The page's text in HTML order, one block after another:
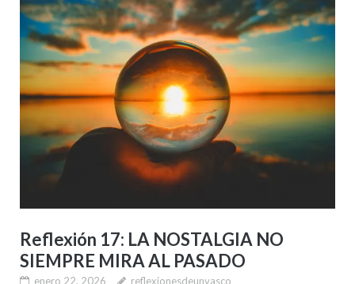
Reflexión 17: LA NOSTALGIA NO
SIEMPRE MIRA AL PASADO
enero 22, 2026
reflexionesdeunvasco